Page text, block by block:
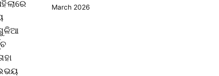
March 2026